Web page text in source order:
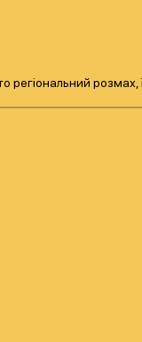
регіональний